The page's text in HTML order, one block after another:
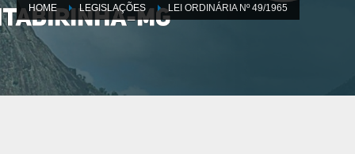
HOME LEGISLAÇÕES LEI ORDINÁRIA Nº 49/1965